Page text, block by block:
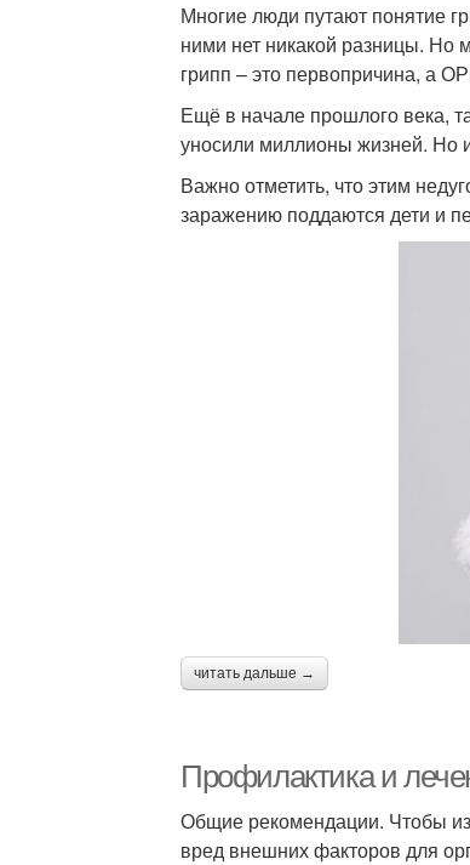
Многие люди путают понятие
ними нет никакой разницы. Но
грипп – это первопричина, а
Ещё в начале прошлого века,
уносили миллионы жизней. Но
Важно отметить, что этим
заражению поддаются дети и
читать дальше →
Профилактика и
Общие рекомендации. Чтобы
вред внешних факторов для